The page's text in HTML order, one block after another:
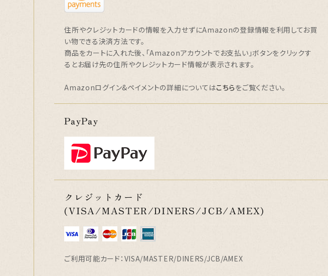
住所やクレジットカードの情報を入力せずにAmazonの登録情報を利用してお買
い物できる決済方法です。
商品をカートに入れた後、「Amazonアカウントでお支払い」ボタンをクリックす
るとお届け先の住所やクレジットカード情報が表示されます。
Amazonログイン&ペイメントの詳細についてはこちらをご覧ください。
PayPay
クレジットカード
(VISA/MASTER/DINERS/JCB/AMEX)
ご利用可能カード：VISA/MASTER/DINERS/JCB/AMEX